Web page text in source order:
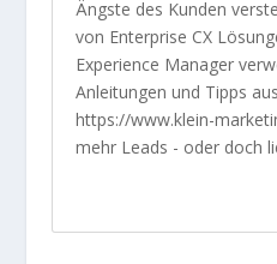
Ängste des Kunden
von Enterprise CX
Experience Manager
Anleitungen und Tipps
https://www.klein-
mehr Leads - oder doch